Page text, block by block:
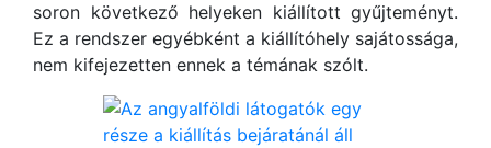
soron következő helyeken kiállított gyűjteményt.
Ez a rendszer egyébként a kiállítóhely sajátossága,
nem kifejezetten ennek a témának szólt.